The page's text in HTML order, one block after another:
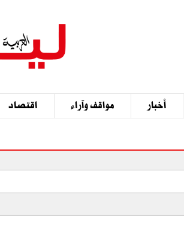
أخبار مواقف وآراء اقتصاد